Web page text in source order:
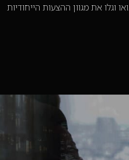
וגלו את מגוון ההצעות הייחודיות